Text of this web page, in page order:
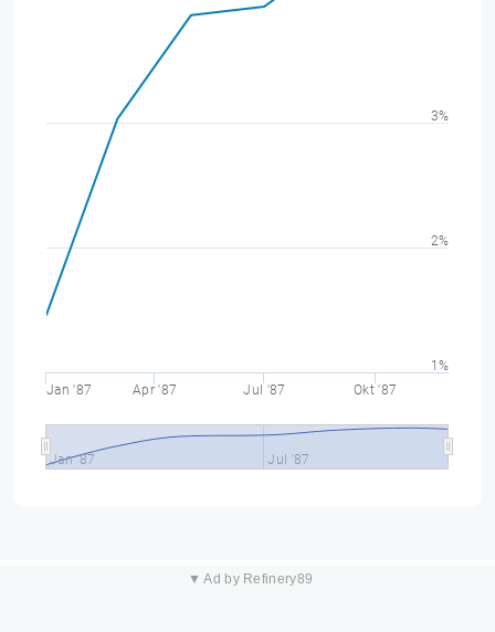
Jan '87 Apr '87 Jul '87 Okt '87
Jan '87 Jul '87
1%
2%
3%
▼ Ad by Refinery89